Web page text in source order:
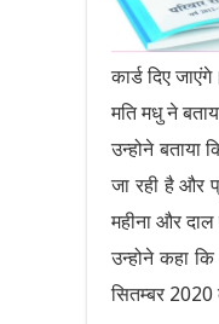
कार्ड दिए जाएंगे।
मति मधु ने
उन्होने बताया
जा रही है और
महीना और
उन्होने कहा
सितम्बर 2020